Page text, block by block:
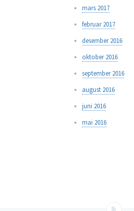
mars 2017
februar 2017
desember 2016
oktober 2016
september 2016
august 2016
juni 2016
mai 2016